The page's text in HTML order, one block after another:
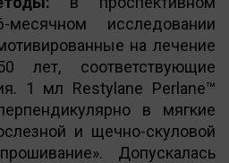
месячном исследовании
на лечение
лет, соответствующие
1 мл Restylane Perlane™
в мягкие
и щечно-скуловой
Допускалась